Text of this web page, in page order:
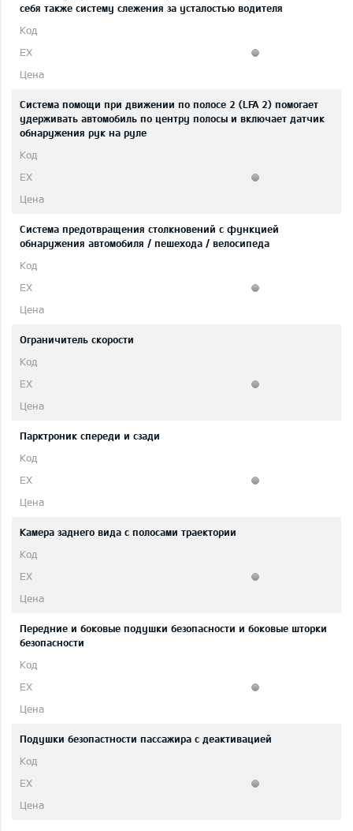
себя также систему слежения за усталостью водителя
Система помощи при движении по полосе 2 (LFA 2) помогает
удерживать автомобиль по центру полосы и включает датчик
обнаружения рук на руле
Система предотвращения столкновений с функцией
обнаружения автомобиля / пешехода / велосипеда
Ограничитель скорости
Парктроник спереди и сзади
Камера заднего вида с полосами траектории
Передние и боковые подушки безопасности и боковые шторки
безопасности
Подушки безопастности пассажира с деактивацией